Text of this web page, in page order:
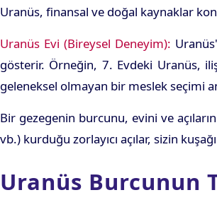
Uranüs, finansal ve doğal kaynaklar
Uranüs Evi (Bireysel Deneyim):
gösterir. Örneğin, 7. Evdeki Uranüs,
geleneksel olmayan bir meslek seçimi
Bir gezegenin burcunu, evini ve
vb.) kurduğu zorlayıcı açılar, sizin
Uranüs Burcunun